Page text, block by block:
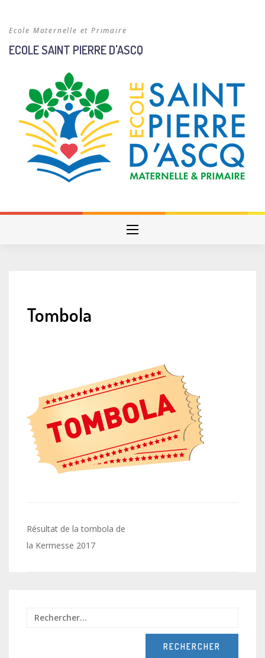
Ecole Maternelle et Primaire
ECOLE SAINT PIERRE D'ASCQ
Tombola
Navigation
de
Résultat de la tombola de
la Kermesse 2017